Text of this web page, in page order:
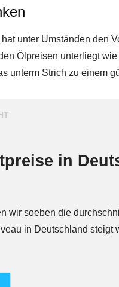
unter Umständen den
Ölpreisen unterliegt
unterm Strich zu einem
in
wir soeben die
in Deutschland steigt